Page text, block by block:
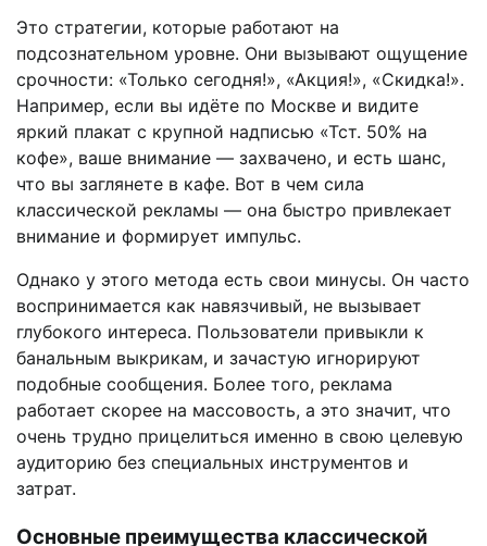
Это стратегии, которые работают на
подсознательном уровне. Они вызывают ощущение
срочности: «Только сегодня!», «Акция!», «Скидка!».
Например, если вы идёте по Москве и видите
яркий плакат с крупной надписью «Тст. 50% на
кофе», ваше внимание — захвачено, и есть шанс,
что вы заглянете в кафе. Вот в чем сила
классической рекламы — она быстро привлекает
внимание и формирует импульс.
Однако у этого метода есть свои минусы. Он часто
воспринимается как навязчивый, не вызывает
глубокого интереса. Пользователи привыкли к
банальным выкрикам, и зачастую игнорируют
подобные сообщения. Более того, реклама
работает скорее на массовость, а это значит, что
очень трудно прицелиться именно в свою целевую
аудиторию без специальных инструментов и
затрат.
Основные преимущества классической